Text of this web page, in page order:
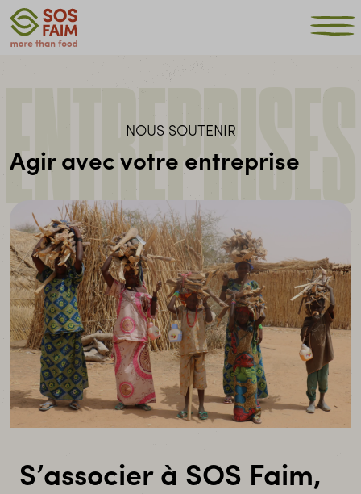
ENTREPRISES
NOUS SOUTENIR
Agir avec votre entreprise
S’associer à SOS Faim,